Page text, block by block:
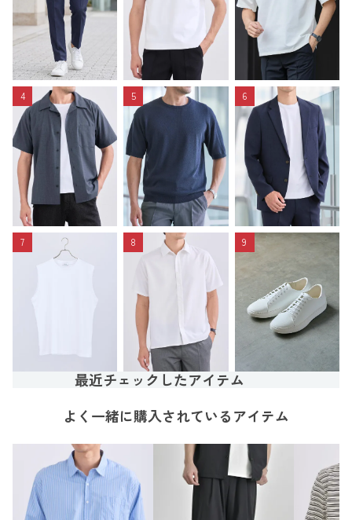
4 5 6
7 8 9
最近チェックしたアイテム
よく一緒に購入されているアイテム